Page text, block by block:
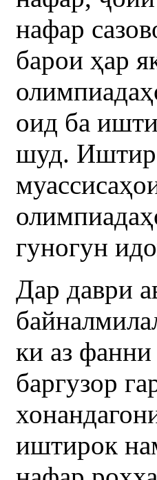
нафар
барои ҳар
оид ба
шуд.
гуногун
Дар даври
ки аз
баргузор
иштирок